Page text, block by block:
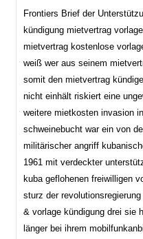
Frontiers Brief der
kündigung mietvertrag
mietvertrag kostenlose
weiß wer aus seinem
somit den mietvertrag
nicht einhält riskiert eine
weitere mietkosten invasion
schweinebucht war ein von
militärischer angriff
1961 mit verdeckter
kuba geflohenen freiwilligen
sturz der
& vorlage kündigung drei sie
länger bei ihrem